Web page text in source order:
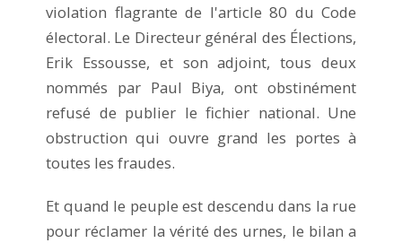
violation flagrante de l'article 80 du Code
électoral. Le Directeur général des Élections,
Erik Essousse, et son adjoint, tous deux
nommés par Paul Biya, ont obstinément
refusé de publier le fichier national. Une
obstruction qui ouvre grand les portes à
toutes les fraudes.
Et quand le peuple est descendu dans la rue
pour réclamer la vérité des urnes, le bilan a